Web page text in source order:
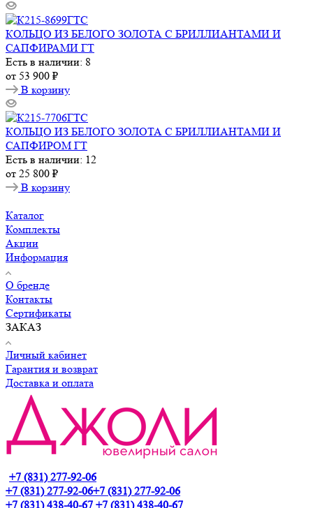
КОЛЬЦО ИЗ БЕЛОГО ЗОЛОТА С БРИЛЛИАНТАМИ И
САПФИРАМИ ГТ
Есть в наличии: 8
от 53 900 ₽
В корзину
КОЛЬЦО ИЗ БЕЛОГО ЗОЛОТА С БРИЛЛИАНТАМИ И
САПФИРОМ ГТ
Есть в наличии: 12
от 25 800 ₽
В корзину
Каталог
Комплекты
Акции
Информация
О бренде
Контакты
Сертификаты
ЗАКАЗ
Личный кабинет
Гарантия и возврат
Доставка и оплата
+7 (831) 277-92-06
+7 (831) 277-92-06+7 (831) 277-92-06
+7 (831) 438-40-67 +7 (831) 438-40-67